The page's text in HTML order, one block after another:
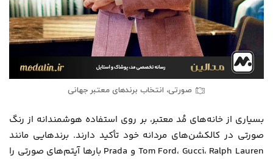
صورتی، انتخاب برندهای معتبر جهانی
بسیاری از خانه‌های مُد معتبر، بر روی استفاده هوشمندانه از رنگ
صورتی در کالکشن‌های مردانه خود تأکید دارند. برندهایی مانند
Tom Ford، Gucci، Ralph Lauren و Prada بارها آیتم‌های صورتی را